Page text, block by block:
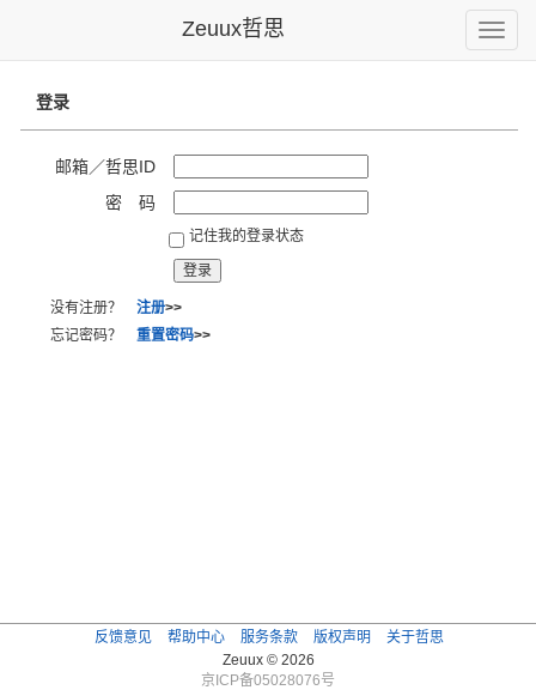
Toggle
Zeuux哲思
登录
邮箱／哲思ID
密 码
记住我的登录状态
没有注册？ 注册>>
忘记密码？ 重置密码>>
反馈意见 帮助中心 服务条款 版权声明
关于哲思
Zeuux © 2026
京ICP备05028076号